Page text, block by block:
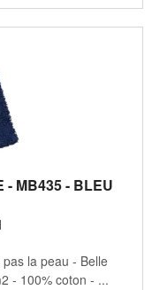
- MB435 - BLEU
la peau - Belle
- 100% coton - ...